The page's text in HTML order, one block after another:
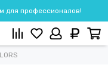
для профессионалов!